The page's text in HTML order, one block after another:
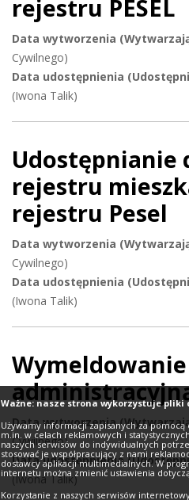
rejestru PESEL
Data wytworzenia
Cywilnego)
Data udostępnienia
(Iwona Talik)
Udostępnianie
rejestru
rejestru Pesel
Data wytworzenia
Cywilnego)
Data udostępnienia
(Iwona Talik)
Data wytworzenia
Cywilnego)
Data udostępnienia
(Iwona Talik)
Ważne: nasze strona wykorzystuje pliki
Używamy informacji zapisanych za
m.in. w celach reklamowych i
naszych serwisów do indywidualnych
stosować je współpracujący z nami
dostawcy aplikacji multimedialnych. W
internetu można zmienić ustawienia
Korzystanie z naszych serwisów